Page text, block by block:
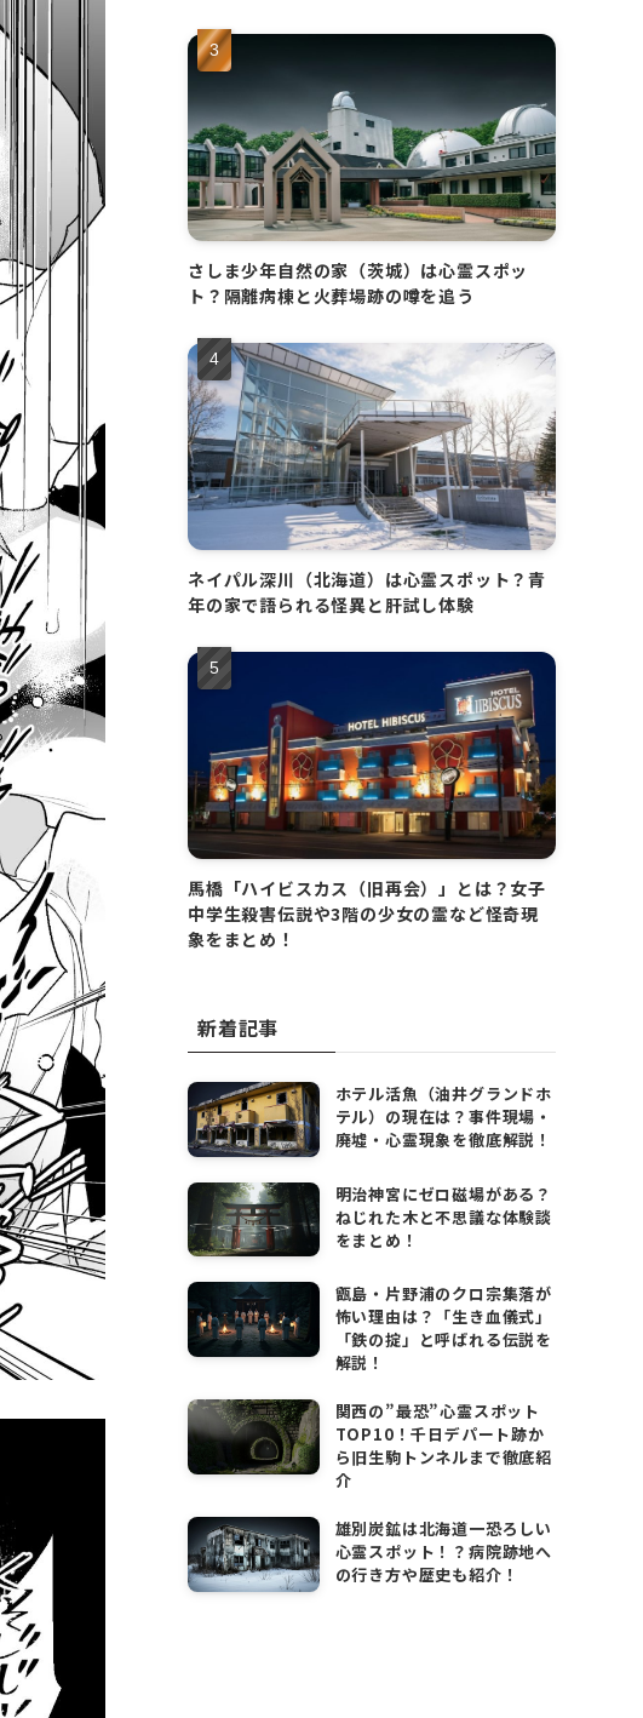
さしま少年自然の家（茨城）は心霊スポッ
ト？隔離病棟と火葬場跡の噂を追う
ネイパル深川（北海道）は心霊スポット？青
年の家で語られる怪異と肝試し体験
馬橋「ハイビスカス（旧再会）」とは？女子
中学生殺害伝説や3階の少女の霊など怪奇現
象をまとめ！
新着記事
ホテル活魚（油井グランドホ
テル）の現在は？事件現場・
廃墟・心霊現象を徹底解説！
明治神宮にゼロ磁場がある？
ねじれた木と不思議な体験談
をまとめ！
甑島・片野浦のクロ宗集落が
怖い理由は？「生き血儀式」
「鉄の掟」と呼ばれる伝説を
解説！
関西の”最恐”心霊スポット
TOP10！千日デパート跡か
ら旧生駒トンネルまで徹底紹
介
雄別炭鉱は北海道一恐ろしい
心霊スポット！？病院跡地へ
の行き方や歴史も紹介！